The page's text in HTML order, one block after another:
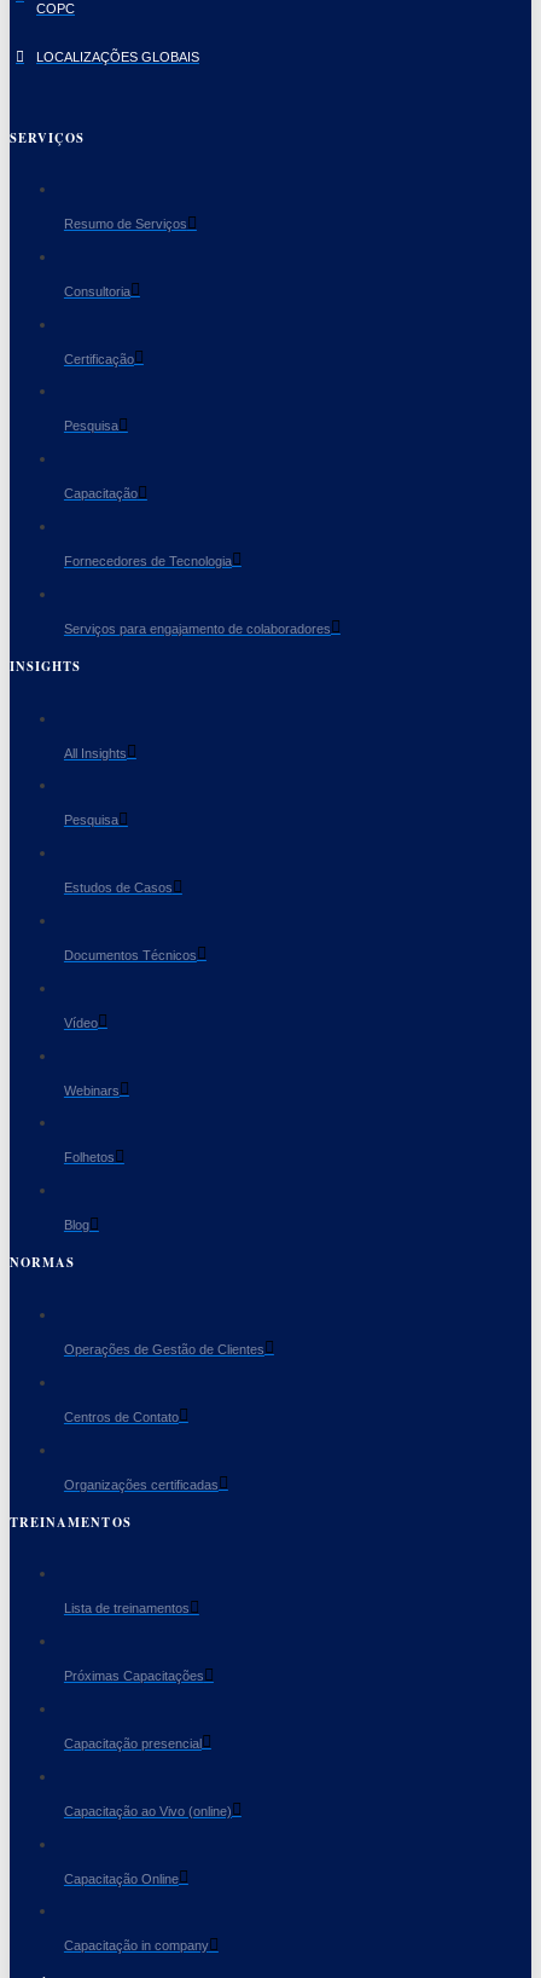
COPC
LOCALIZAÇÕES GLOBAIS
SERVIÇOS
Resumo de Serviços
Consultoria
Certificação
Pesquisa
Capacitação
Fornecedores de Tecnologia
Serviços para engajamento de colaboradores
INSIGHTS
All Insights
Pesquisa
Estudos de Casos
Documentos Técnicos
Vídeo
Webinars
Folhetos
Blog
NORMAS
Operações de Gestão de Clientes
Centros de Contato
Organizações certificadas
TREINAMENTOS
Lista de treinamentos
Próximas Capacitações
Capacitação presencial
Capacitação ao Vivo (online)
Capacitação Online
Capacitação in company